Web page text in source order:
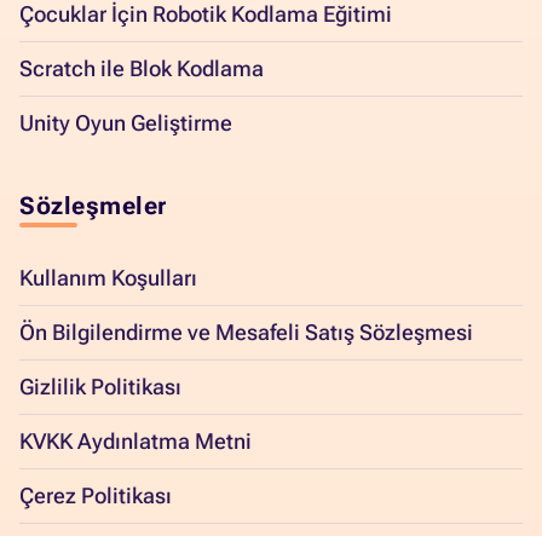
Çocuklar İçin Robotik Kodlama Eğitimi
Scratch ile Blok Kodlama
Unity Oyun Geliştirme
Sözleşmeler
Kullanım Koşulları
Ön Bilgilendirme ve Mesafeli Satış Sözleşmesi
Gizlilik Politikası
KVKK Aydınlatma Metni
Çerez Politikası